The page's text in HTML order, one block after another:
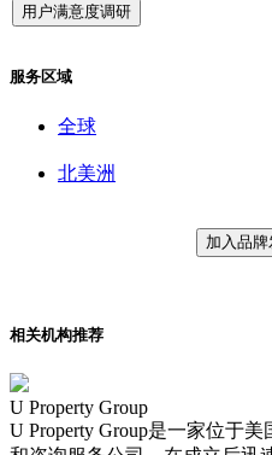
用户满意度调研
服务区域
全球
北美洲
加入品牌
相关机构推荐
U Property Group
U Property Group是一家位于